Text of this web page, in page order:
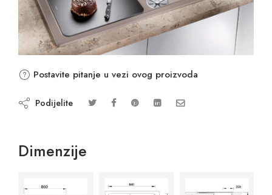
Postavite pitanje u vezi ovog proizvoda
Podijelite
Dimenzije